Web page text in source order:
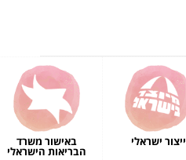
ייצור ישראלי באישור משרד
הבריאות הישראלי